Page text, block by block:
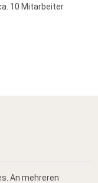
10 Mitarbeiter
An mehreren